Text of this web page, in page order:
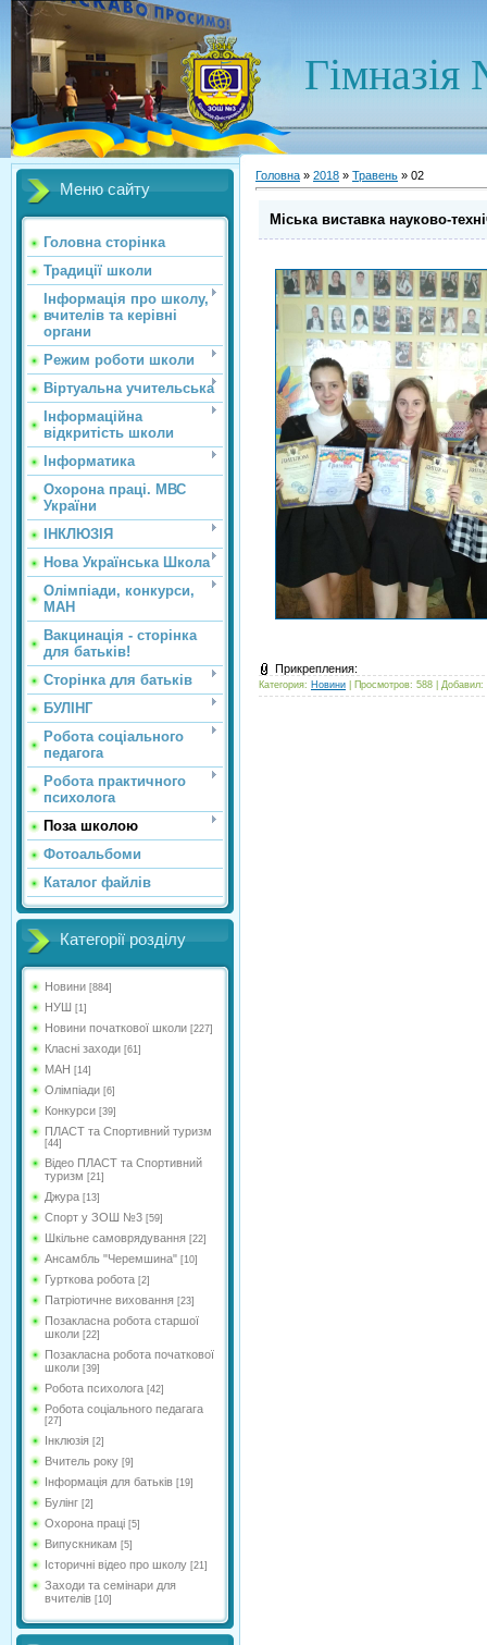
Гімназія
Меню сайту
Головна сторінка
Традиції школи
Інформація про школу,
вчителів та керівні
органи
Режим роботи школи
Віртуальна учительська
Інформаційна
відкритість школи
Інформатика
Охорона праці. МВС
України
ІНКЛЮЗІЯ
Нова Українська Школа
Олімпіади, конкурси,
МАН
Вакцинація - сторінка
для батьків!
Сторінка для батьків
БУЛІНГ
Робота соціального
педагога
Робота практичного
психолога
Поза школою
Фотоальбоми
Каталог файлів
Категорії розділу
Новини [884]
НУШ [1]
Новини початкової школи [227]
Класні заходи [61]
МАН [14]
Олімпіади [6]
Конкурси [39]
ПЛАСТ та Спортивний туризм
[44]
Відео ПЛАСТ та Спортивний
туризм [21]
Джура [13]
Спорт у ЗОШ №3 [59]
Шкільне самоврядування [22]
Ансамбль "Черемшина" [10]
Гурткова робота [2]
Патріотичне виховання [23]
Позакласна робота старшої
школи [22]
Позакласна робота початкової
школи [39]
Робота психолога [42]
Робота соціального педагага
[27]
Інклюзія [2]
Вчитель року [9]
Інформація для батьків [19]
Булінг [2]
Охорона праці [5]
Випускникам [5]
Історичні відео про школу [21]
Заходи та семінари для
вчителів [10]
Головна » 2018 » Травень » 02
Міська виставка науково-
Прикрепления:
Категория: Новини | Просмотров: 588 | Добавил: